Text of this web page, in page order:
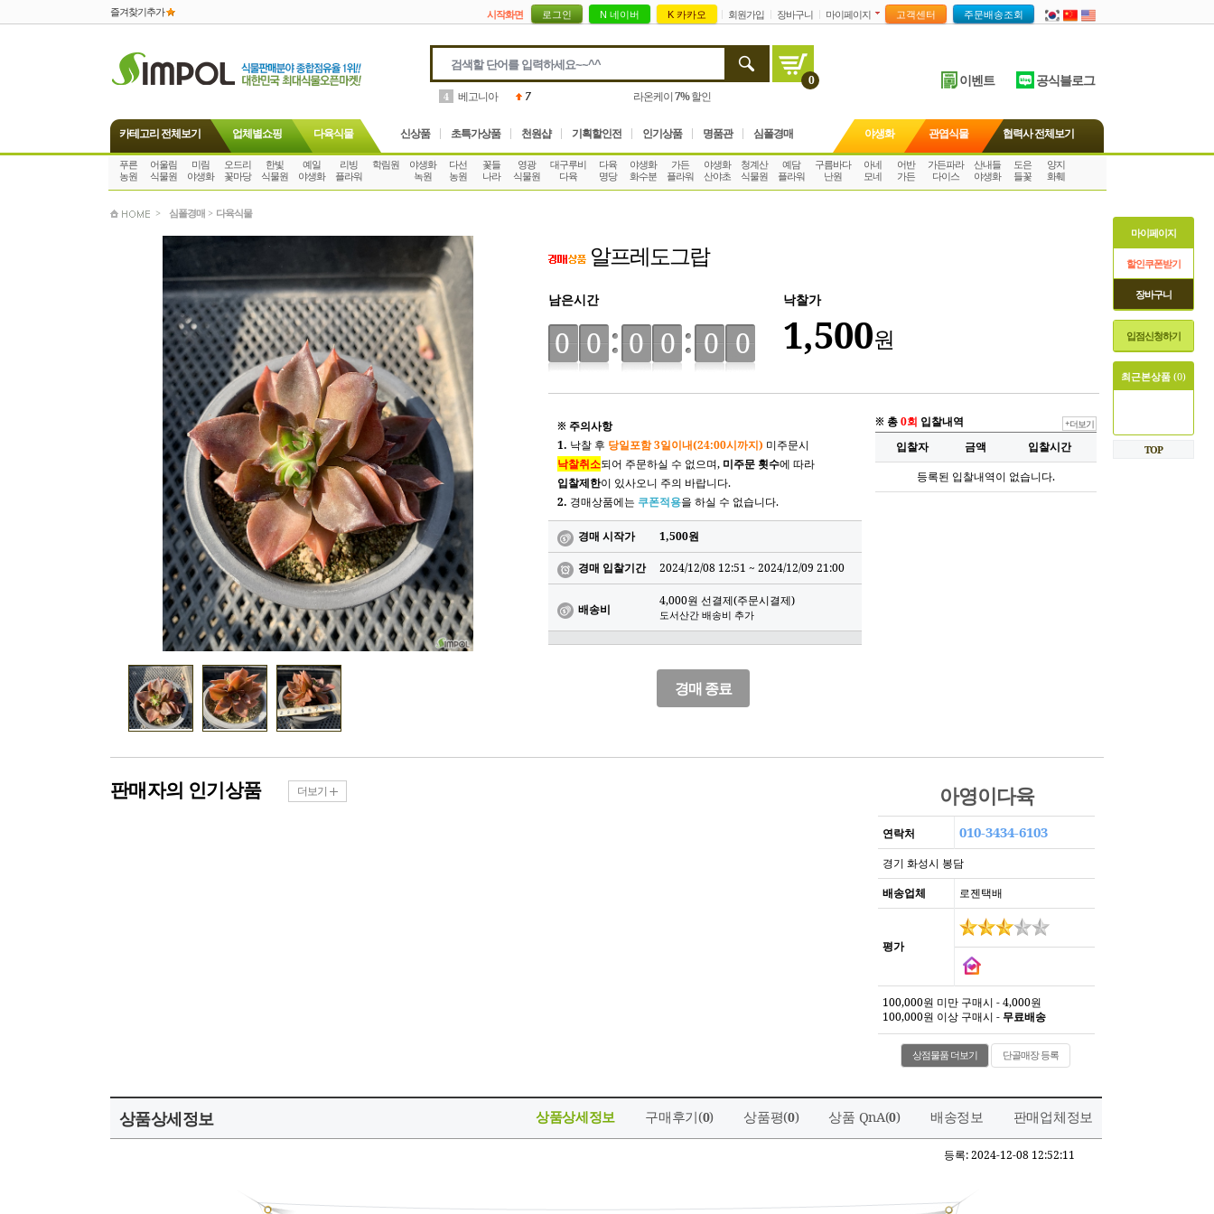
즐겨찾기추가 시작화면 회원가입 장바구니 마이페이지
0
5 몬스테라 3 꽃피는 길목10%할인
이벤트 공식블로그
카테고리 전체보기 업체별쇼핑 다육식물 신상품 초특가상품 천원샵 기획할인전 인기상품 명품관 심폴경매 야생화 관엽식물 협력사 전체보기
푸른
농원
어울림
식물원
미림
야생화
오드리
꽃마당
한빛
식물원
예일
야생화
리빙
플라워
학림원
야생화
녹원
다선
농원
꽃들
나라
영광
식물원
대구루비
다육
다육
명당
야생화
화수분
가든
플라워
야생화
산야초
청계산
식물원
예담
플라워
구름바다
난원
아네
모네
어반
가든
가든파라
다이스
산내들
야생화
도은
들꽃
양지
화훼
> 심폴경매 > 다육식물
알프레도그랍
남은시간
00 00 00
낙찰가
1,500원
※ 주의사항
1. 낙찰 후 당일포함 3일이내(24:00시까지) 미주문시
낙찰취소되어 주문하실 수 없으며, 미주문 횟수에 따라
입찰제한이 있사오니 주의 바랍니다.
2. 경매상품에는 쿠폰적용을 하실 수 없습니다.
경매 시작가 1,500원
경매 입찰기간 2024/12/08 12:51 ~ 2024/12/09 21:00
배송비
4,000원 선결제(주문시결제)
도서산간 배송비 추가
경매 종료
※ 총0회 입찰내역
입찰자
금액
입찰시간
등록된 입찰내역이 없습니다.
+더보기
아영이다육
연락처 010-3434-6103
경기 화성시 봉담
배송업체
로젠택배
평가
100,000원 미만 구매시 - 4,000원
100,000원 이상 구매시 - 무료배송
상점물품 더보기 단골매장 등록
상품상세정보 상품상세정보 구매후기(0) 상품평(0) 상품 QnA(0) 배송정보 판매업체정보
등록: 2024-12-08 12:52:11
마이페이지
할인쿠폰받기
장바구니
입점신청하기
최근본상품 (0)
TOP